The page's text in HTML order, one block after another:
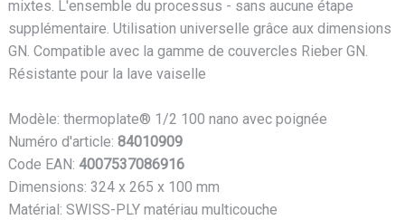
mixtes. L'ensemble du processus - sans aucune étape
supplémentaire. Utilisation universelle grâce aux dimensions
GN. Compatible avec la gamme de couvercles Rieber GN.
Résistante pour la lave vaiselle
Modèle: thermoplate® 1/2 100 nano avec poignée
Numéro d'article: 84010909
Code EAN: 4007537086916
Dimensions: 324 x 265 x 100 mm
Matérial: SWISS-PLY matériau multicouche